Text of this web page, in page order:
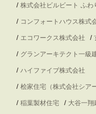
/ 株式会社ビルビート ふわ
/ コンフォートハウス株式
/ エコワークス株式会社 /
/ グランアーキテクト一級
/ ハイファイブ株式会社
/ 桧家住宅（株式会社シア
/ 稲葉製材住宅 / 大谷一翔